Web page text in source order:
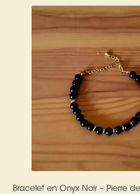
Bracelet en Onyx Noir – Pierre